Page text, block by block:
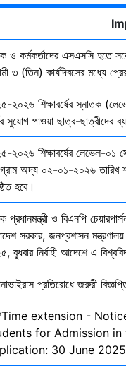
ও কর্মকর্তাদের এসএসসি হতে
৩ (তিন) কার্যদিবসের মধ্যে
২০২৬ শিক্ষাবর্ষের স্নাতক
সুযোগ পাওয়া ছাত্র-ছাত্রীদের
২০২৬ শিক্ষাবর্ষের লেভেল-০১
অদ্য ০২-০১-২০২৬ তারিখ
হবে।
প্রধানমন্ত্রী ও বিএনপি
সরকার, জনপ্রশাসন
বুধবার নির্বাহী আদেশে এ
প্রতিরোধে জরুরী
extension -
for Admission
30 June